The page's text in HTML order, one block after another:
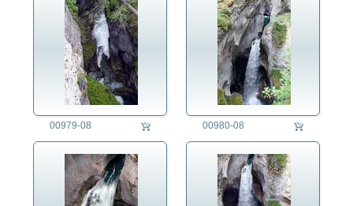
00979-08 00980-08